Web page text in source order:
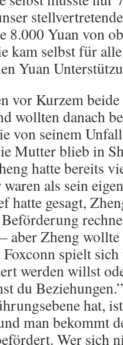
8.000 Yuan von
kam selbst für
Yuan
vor Kurzem
wollten danach
von seinem
Mutter blieb in
hatte bereits
als sein
hatte gesagt,
aber Zheng
spielt
werden willst
du
hat,
man bekommt
Wer sich